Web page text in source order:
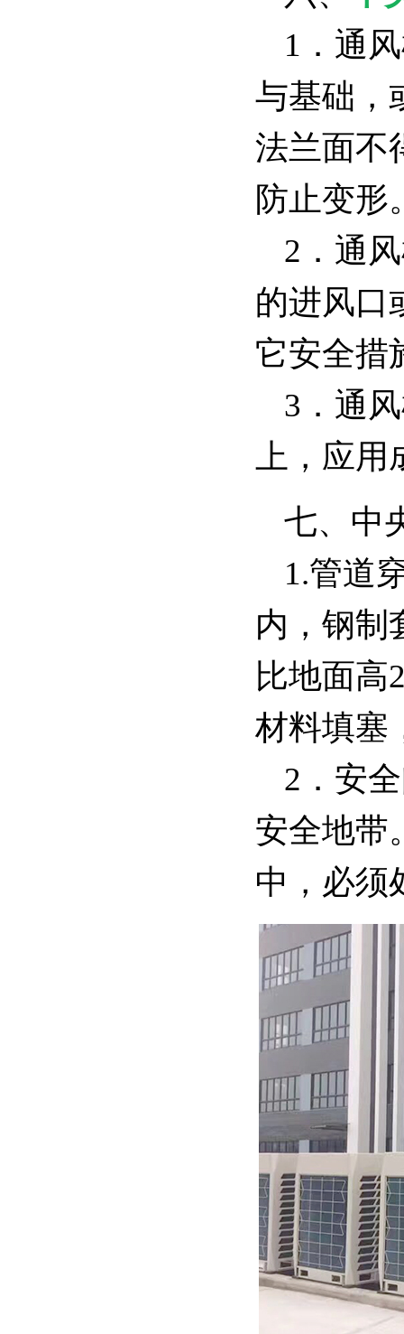
1．通
与基础，
法兰面不
防止变形
2．通
的进风口
它安全措
3．通
上，应
七、中
1.管道
内，钢制
比地面高
材料填塞
2．安
安全地带
中，必须